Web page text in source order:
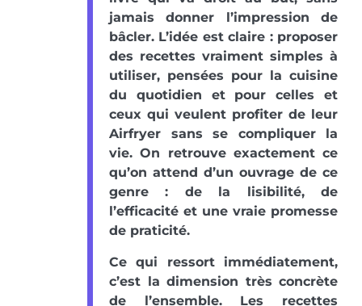
jamais donner l’impression de
bâcler. L’idée est claire : proposer
des recettes vraiment simples à
utiliser, pensées pour la cuisine
du quotidien et pour celles et
ceux qui veulent profiter de leur
Airfryer sans se compliquer la
vie. On retrouve exactement ce
qu’on attend d’un ouvrage de ce
genre : de la lisibilité, de
l’efficacité et une vraie promesse
de praticité.
Ce qui ressort immédiatement,
c’est la dimension très concrète
de l’ensemble. Les recettes